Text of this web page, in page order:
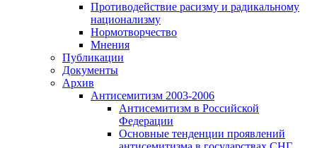
Противодействие расизму и радикальному
национализму
Нормотворчество
Мнения
Публикации
Документы
Архив
Антисемитизм 2003-2006
Антисемитизм в Российской
Федерации
Основные тенденции проявлений